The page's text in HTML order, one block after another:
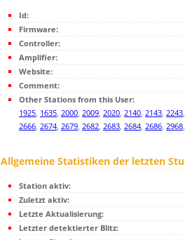
Id:
Firmware:
Controller:
Amplifier:
Website:
Comment:
Other Stations from this User:
1925, 1635, 2000, 2009, 2020, 2140, 2143, 2243
2666, 2674, 2679, 2682, 2683, 2684, 2686, 2968
Allgemeine Statistiken der letzten
Station aktiv:
Zuletzt aktiv:
Letzte Aktualisierung:
Letzter detektierter Blitz: